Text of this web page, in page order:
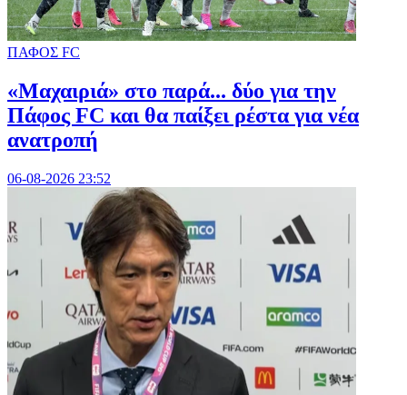
ΠΑΦΟΣ FC
«Μαχαιριά» στο παρά... δύο για την
Πάφος FC και θα παίξει ρέστα για νέα
ανατροπή
06-08-2026 23:52